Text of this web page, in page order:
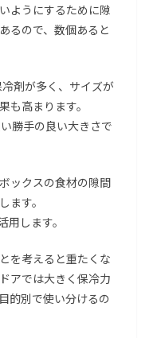
ようにするために隙
るので、数個あると
剤が多く、サイズが
も高まります。
勝手の良い大きさで
ックスの食材の隙間
ます。
します。
を考えると重たくな
アでは大きく保冷力
的別で使い分けるの